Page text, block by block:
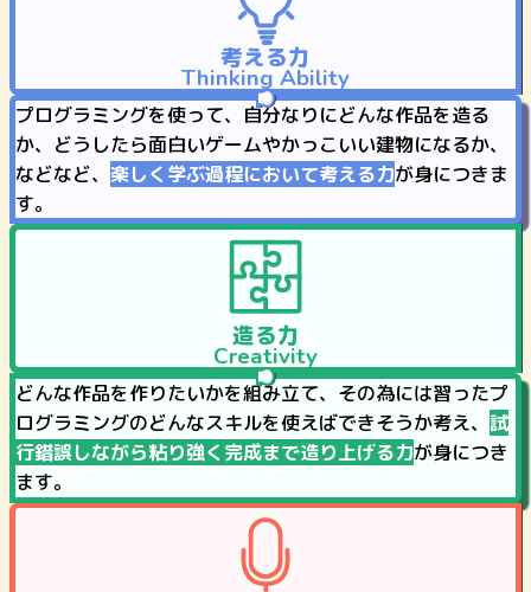
考える力
Thinking Ability
プログラミングを使って、自分なりにどんな作品を造る
か、どうしたら面白いゲームやかっこいい建物になるか、
などなど、 楽しく学ぶ過程において考える力が身につきま
す。
造る力
Creativity
どんな作品を作りたいかを組み立て、その為には習ったプ
ログラミングのどんなスキルを使えばできそうか考え、 試
行錯誤しながら粘り強く完成まで造り上げる力が身につき
ます。